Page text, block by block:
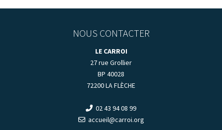
NOUS CONTACTER
LE CARROI
27 rue Grollier
BP 40028
72200 LA FLÈCHE
02 43 94 08 99
accueil@carroi.org